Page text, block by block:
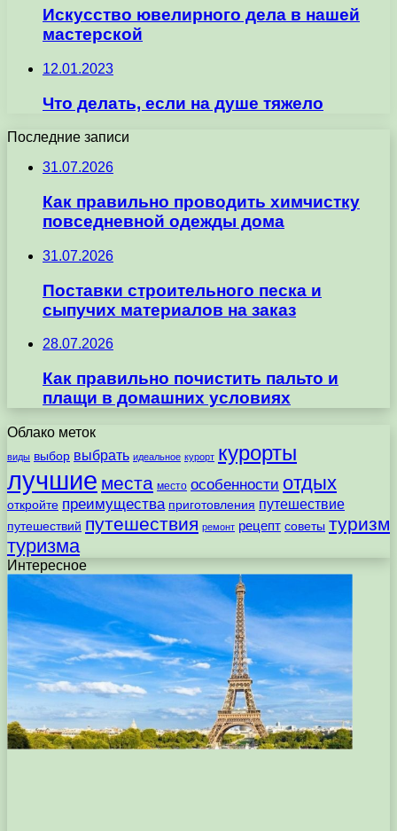
Искусство ювелирного дела в нашей
мастерской
12.01.2023
Что делать, если на душе тяжело
Последние записи
31.07.2026
Как правильно проводить химчистку
повседневной одежды дома
31.07.2026
Поставки строительного песка и
сыпучих материалов на заказ
28.07.2026
Как правильно почистить пальто и
плащи в домашних условиях
Облако меток
виды выбор выбрать идеальное курорт курорты
лучшие места место особенности отдых
откройте преимущества приготовления путешествие
путешествий путешествия ремонт рецепт советы туризм
туризма
Интересное